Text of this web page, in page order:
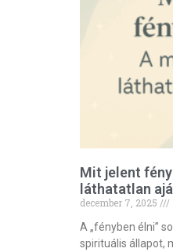
Mit jelent
láthatatlan
december 7, 2025
A „fényben élni”
spirituális állapot,